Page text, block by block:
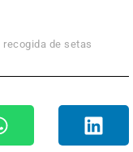
recogida de setas